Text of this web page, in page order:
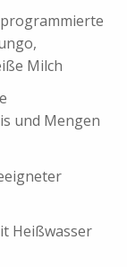
Milch
und Mengen
Heißwasser